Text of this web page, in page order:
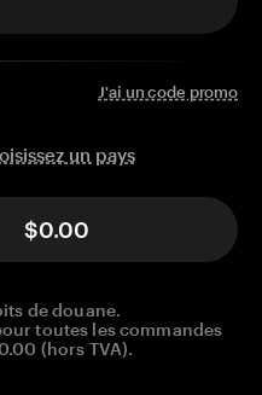
J'ai un code promo
un pays
$0.00
de douane.
toutes les commandes
(hors TVA).